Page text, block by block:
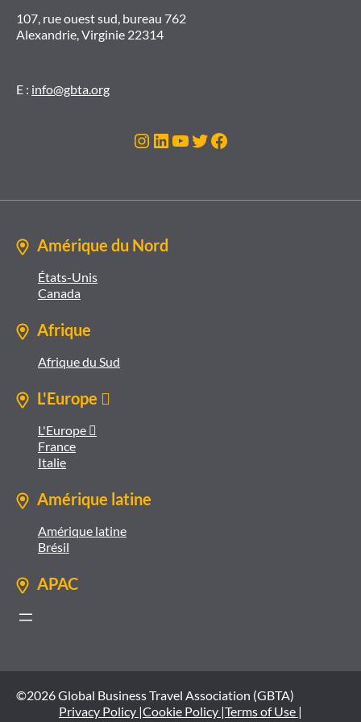
107, rue ouest sud, bureau 762
Alexandrie, Virginie 22314
E : info@gbta.org
Instagram
LinkedIn
YouTube
Twitter
Facebook
Amérique du Nord
États-Unis
Canada
Afrique
Afrique du Sud
L'Europe 
L'Europe 
France
Italie
Amérique latine
Amérique latine
Brésil
APAC
©2026 Global Business Travel Association (GBTA)
Privacy Policy |Cookie Policy |Terms of Use |